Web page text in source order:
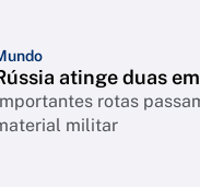
atinge duas
rotas
militar